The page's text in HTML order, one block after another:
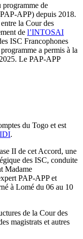
programme de
APP) depuis 2018.
la Cour des
de l’INTOSAI
ISC Francophones
a permis à la
Le PAP-APP
du Togo et est
.
II de cet Accord, une
des ISC, conduite
Madame
PAP-APP et
à Lomé du 06 au 10
de la Cour des
magistrats et autres